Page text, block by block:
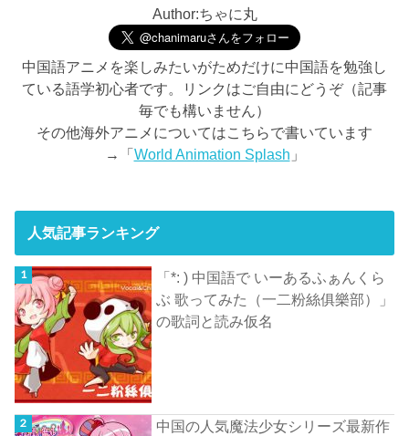
Author:ちゃに丸
中国語アニメを楽しみたいがためだけに中国語を勉強し
ている語学初心者です。リンクはご自由にどうぞ（記事
毎でも構いません）
その他海外アニメについてはこちらで書いています
→「 World Animation Splash 」
人気記事ランキング
「*: ) 中国語で いーあるふぁんくら
ぶ 歌ってみた（一二粉絲俱樂部）」
の歌詞と読み仮名
中国の人気魔法少女シリーズ最新作